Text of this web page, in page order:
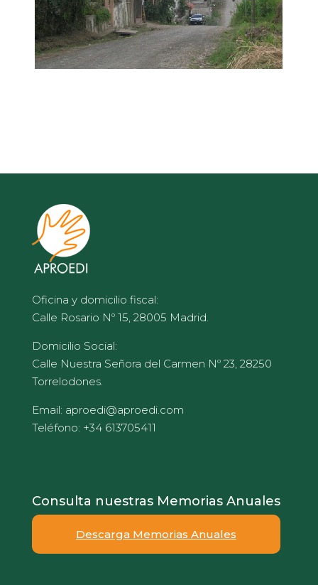
Oficina y domicilio fiscal:
Calle Rosario Nº 15, 28005 Madrid.
Domicilio Social:
Calle Nuestra Señora del Carmen Nº 23, 28250
Torrelodones.
Email: aproedi@aproedi.com
Teléfono: +34 613705411
Consulta nuestras Memorias Anuales
Descarga Memorias Anuales